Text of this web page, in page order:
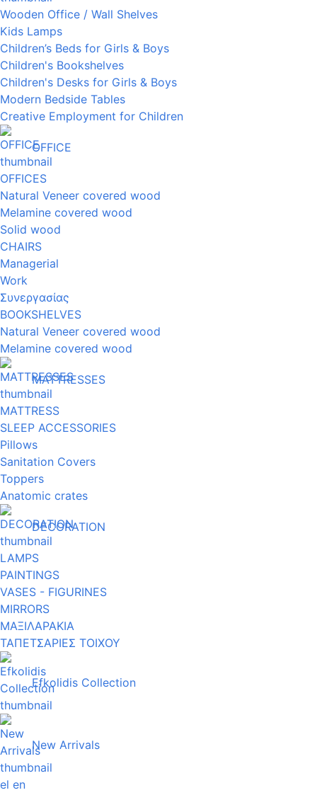
Wooden Office / Wall Shelves
Kids Lamps
Children’s Beds for Girls & Boys
Children's Bookshelves
Children's Desks for Girls & Boys
Modern Bedside Tables
Creative Employment for Children
OFFICE
OFFICES
Natural Veneer covered wood
Melamine covered wood
Solid wood
CHAIRS
Managerial
Work
Συνεργασίας
BOOKSHELVES
Natural Veneer covered wood
Melamine covered wood
MATTRESSES
MATTRESS
SLEEP ACCESSORIES
Pillows
Sanitation Covers
Toppers
Anatomic crates
DECORATION
LAMPS
PAINTINGS
VASES - FIGURINES
MIRRORS
ΜΑΞΙΛΑΡΑΚΙΑ
ΤΑΠΕΤΣΑΡΙΕΣ ΤΟΙΧΟΥ
Efkolidis Collection
New Arrivals
el en